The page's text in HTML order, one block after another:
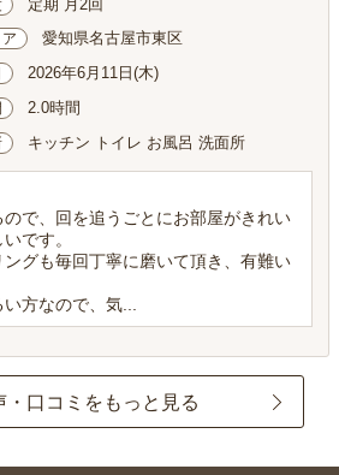
定期 月2回
愛知県名古屋市東区
2026年6月11日(木)
2.0時間
キッチン トイレ お風呂 洗面所
で、回を追うごとにお部屋がきれい
です。
グも毎回丁寧に磨いて頂き、有難い
方なので、気...
・口コミをもっと見る